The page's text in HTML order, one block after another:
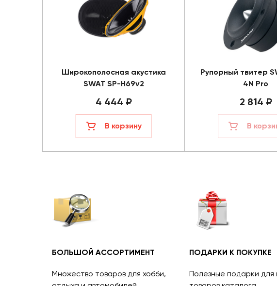
Широкополосная акустика
SWAT SP-H69v2
4 444 ₽
В корзину
Рупорный твитер
4N Pro
2 814 ₽
В
БОЛЬШОЙ АССОРТИМЕНТ
Множество товаров для хобби,
ПОДАРКИ К ПОКУПКЕ
Полезные подарки для